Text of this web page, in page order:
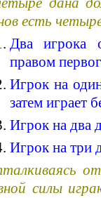
есть
Два игрока
правом
Игрок на
затем играет
Игрок на два
Игрок на три
силы